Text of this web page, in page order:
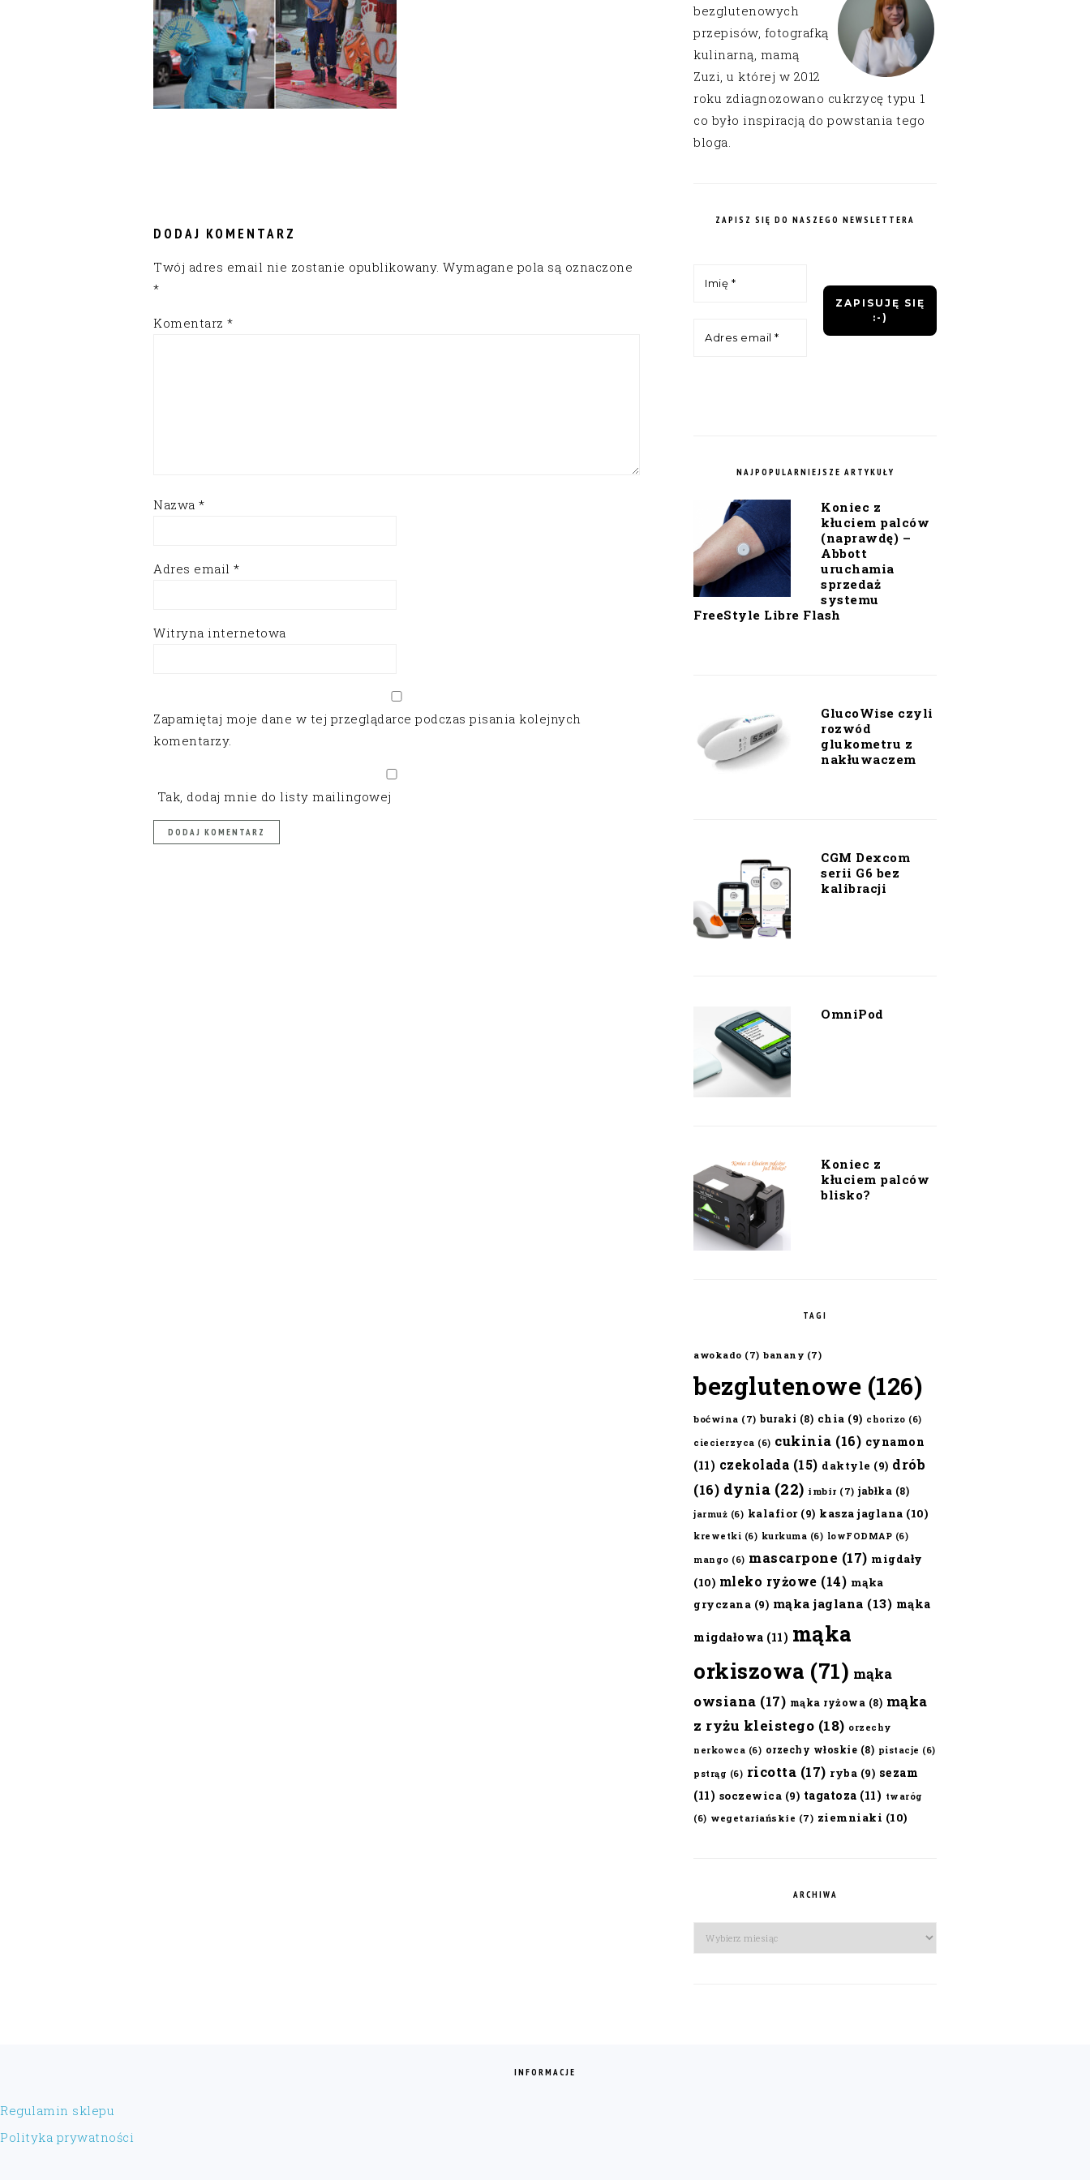
DODAJ KOMENTARZ
Twój adres email nie zostanie opublikowany. Wymagane pola są oznaczone
*
Komentarz *
Nazwa *
Adres email *
Witryna internetowa
Zapamiętaj moje dane w tej przeglądarce podczas pisania kolejnych
komentarzy.
Tak, dodaj mnie do listy mailingowej
bezglutenowych
przepisów, fotografką
kulinarną, mamą
Zuzi, u której w 2012
roku zdiagnozowano cukrzycę typu 1
co było inspiracją do powstania tego
bloga.
ZAPISZ SIĘ DO NASZEGO NEWSLETTERA
NAJPOPULARNIEJSZE ARTYKUŁY
Koniec z
kłuciem palców
(naprawdę) –
Abbott
uruchamia
sprzedaż
systemu
FreeStyle Libre Flash
GlucoWise czyli
rozwód
glukometru z
nakłuwaczem
CGM Dexcom
serii G6 bez
kalibracji
OmniPod
Koniec z
kłuciem palców
blisko?
TAGI
awokado (7) banany (7)
bezglutenowe (126)
boćwina (7) buraki (8) chia (9) chorizo (6)
ciecierzyca (6) cukinia (16) cynamon
(11) czekolada (15) daktyle (9) drób
(16) dynia (22) imbir (7) jabłka (8)
jarmuż (6) kalafior(9) kasza jaglana (10)
krewetki (6) kurkuma (6) lowFODMAP (6)
mango (6) mascarpone (17) migdały
(10) mleko ryżowe (14) mąka
gryczana (9) mąka jaglana (13) mąka
migdałowa (11) mąka
orkiszowa (71) mąka
owsiana (17) mąka ryżowa (8) mąka
z ryżu kleistego (18) orzechy
nerkowca (6) orzechy włoskie (8) pistacje (6)
pstrąg (6) ricotta (17) ryba (9) sezam
(11) soczewica (9) tagatoza (11) twaróg
(6) wegetariańskie (7) ziemniaki (10)
ARCHIWA
Archiwa
INFORMACJE
Regulamin sklepu
Polityka prywatności